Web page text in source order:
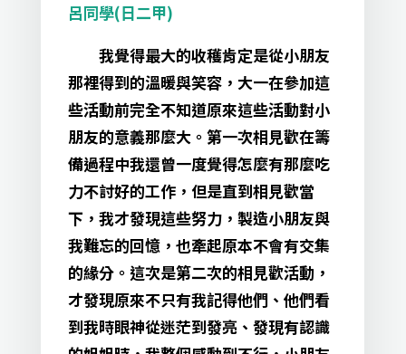
呂同學(日二甲)
我覺得最大的收穫肯定是從小朋友
那裡得到的溫暖與笑容，大一在參加這
些活動前完全不知道原來這些活動對小
朋友的意義那麼大。第一次相見歡在籌
備過程中我還曾一度覺得怎麼有那麼吃
力不討好的工作，但是直到相見歡當
下，我才發現這些努力，製造小朋友與
我難忘的回憶，也牽起原本不會有交集
的緣分。這次是第二次的相見歡活動，
才發現原來不只有我記得他們、他們看
到我時眼神從迷茫到發亮、發現有認識